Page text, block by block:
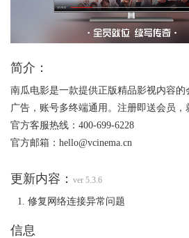
简介：
南瓜电影是一款提供正版精品影视内容
广告，账号多终端通用。注册即送会员，
官方客服热线：400-699-6228
官方邮箱：hello@vcinema.cn
更新内容： ver 5.3.6
修复网络连接异常问题
信息